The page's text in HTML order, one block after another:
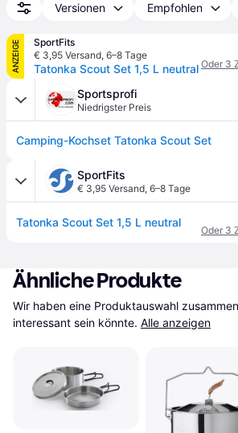
Versionen Empfohlen
ANZEIGE
SportFits
€ 3,95 Versand, 6–8 Tage
Tatonka Scout Set 1,5 L neutral Oder 3
Sportsprofi
Niedrigster Preis
Camping-Kochset Tatonka Scout Set
SportFits
€ 3,95 Versand, 6–8 Tage
Tatonka Scout Set 1,5 L neutral
Oder 3
Ähnliche Produkte
Wir haben eine Produktauswahl
interessant sein könnte. Alle anzeigen